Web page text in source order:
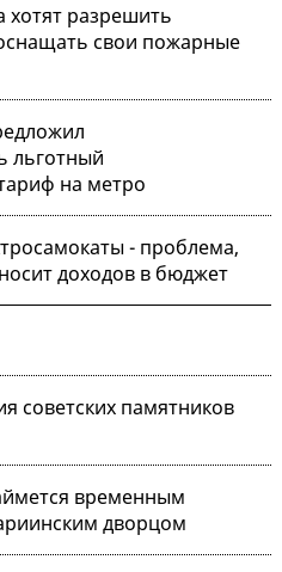
хотят разрешить
свои пожарные
льготный
на метро
- проблема,
доходов в бюджет
советских памятников
временным
дворцом